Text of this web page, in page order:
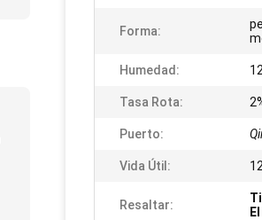
Forma:
Humedad:
Tasa Rota:
Puerto:
Vida Útil:
Resaltar: